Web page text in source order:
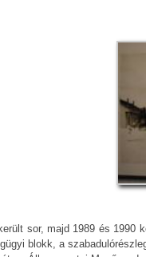
sor, majd 1989 és 1990
blokk, a